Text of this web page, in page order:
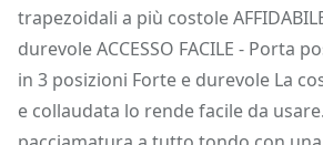
trapezoidali a più costole
durevole ACCESSO FACILE - Porta
in 3 posizioni Forte e durevole La
e collaudata lo rende facile da